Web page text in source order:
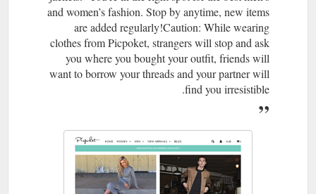
and women’s fashion. Stop by anytime, new items
are added regularly!Caution: While wearing
clothes from Picpoket, strangers will stop and ask
you where you bought your outfit, friends will
want to borrow your threads and your partner will
find you irresistible.